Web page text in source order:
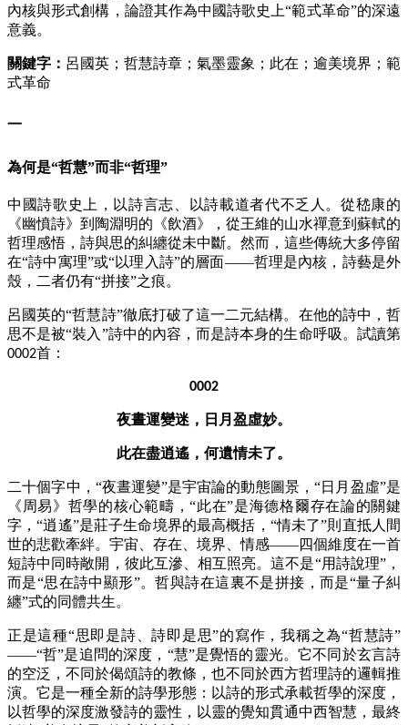
內核與形式創構，論證其作為中國詩歌史上“範式革命”的深遠
意義。
關鍵字： 呂國英；哲慧詩章；氣墨靈象；此在；逾美境界；範
式革命
一
為何是“哲慧”而非“哲理”
中國詩歌史上，以詩言志、以詩載道者代不乏人。從嵇康的
《幽憤詩》到陶淵明的《飲酒》，從王維的山水禪意到蘇軾的
哲理感悟，詩與思的糾纏從未中斷。然而，這些傳統大多停留
在“詩中寓理”或“以理入詩”的層面——哲理是內核，詩藝是外
殼，二者仍有“拼接”之痕。
呂國英的“哲慧詩”徹底打破了這一二元結構。在他的詩中，哲
思不是被“裝入”詩中的內容，而是詩本身的生命呼吸。試讀第
0002首：
0002
夜晝運變迷，日月盈虛妙。
此在盡逍遙，何遺情未了。
二十個字中， “夜晝運變”是宇宙論的動態圖景，“日月盈虛”是
《周易》哲學的核心範疇，“此在”是海德格爾存在論的關鍵
字，“逍遙”是莊子生命境界的最高概括，“情未了”則直抵人間
世的悲歡牽絆。宇宙、存在、境界、情感——四個維度在一首
短詩中同時敞開，彼此互滲、相互照亮。這不是“用詩說理”，
而是“思在詩中顯形”。哲與詩在這裏不是拼接，而是“量子糾
纏”式的同體共生。
正是這種“思即是詩、詩即是思”的寫作，我稱之為“哲慧詩”
——“哲”是追問的深度，“慧”是覺悟的靈光。它不同於玄言詩
的空泛，不同於偈頌詩的教條，也不同於西方哲理詩的邏輯推
演。它是一種全新的詩學形態：以詩的形式承載哲學的深度，
以哲學的深度激發詩的靈性，以靈的覺知貫通中西智慧，最終